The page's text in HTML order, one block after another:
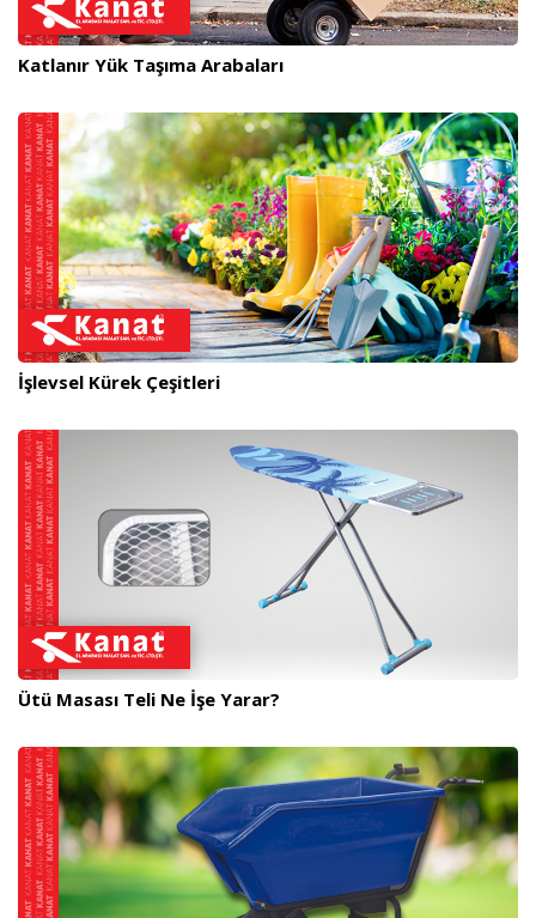
Katlanır Yük Taşıma Arabaları
İşlevsel Kürek Çeşitleri
Ütü Masası Teli Ne İşe Yarar?